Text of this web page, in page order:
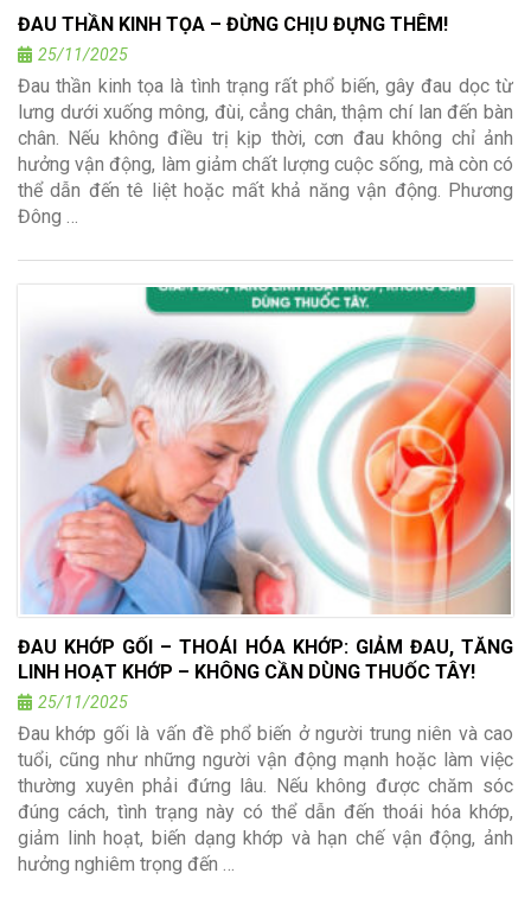
ĐAU THẦN KINH TỌA – ĐỪNG CHỊU ĐỰNG THÊM!
25/11/2025
Đau thần kinh tọa là tình trạng rất phổ biến, gây đau dọc từ
lưng dưới xuống mông, đùi, cẳng chân, thậm chí lan đến bàn
chân. Nếu không điều trị kịp thời, cơn đau không chỉ ảnh
hưởng vận động, làm giảm chất lượng cuộc sống, mà còn có
thể dẫn đến tê liệt hoặc mất khả năng vận động. Phương
Đông …
ĐAU KHỚP GỐI – THOÁI HÓA KHỚP: GIẢM ĐAU, TĂNG
LINH HOẠT KHỚP – KHÔNG CẦN DÙNG THUỐC TÂY!
25/11/2025
Đau khớp gối là vấn đề phổ biến ở người trung niên và cao
tuổi, cũng như những người vận động mạnh hoặc làm việc
thường xuyên phải đứng lâu. Nếu không được chăm sóc
đúng cách, tình trạng này có thể dẫn đến thoái hóa khớp,
giảm linh hoạt, biến dạng khớp và hạn chế vận động, ảnh
hưởng nghiêm trọng đến …